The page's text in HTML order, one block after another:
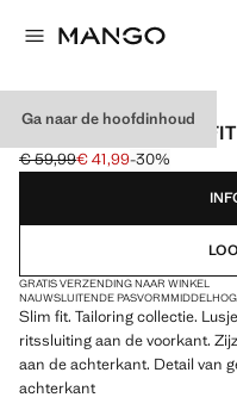
Ga naar de hoofdinhoud
PARIS SUPER SLIM-
Oorspronkelijke prijs
€ 59,99
Huidige prijs [€ 41,99 ]
€ 41,99-30%
Kies een kleur
GRATIS VERZENDING NAAR WINKEL
NAUWSLUITENDE PASVORM
Slim fit. Tailoring collectie.
ritssluiting aan de voorkant.
aan de achterkant. Detail van
achterkant